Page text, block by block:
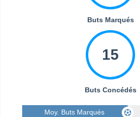
Buts Marqués
15
Buts Concédés
Moy. Buts Marqués